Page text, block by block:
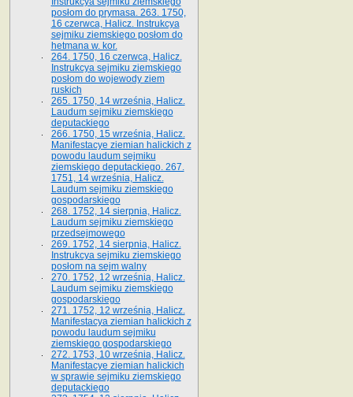
posłom do prymasa. 263. 1750,
16 czerwca, Halicz. Instrukcya
sejmiku ziemskiego posłom do
hetmana w. kor.
264. 1750, 16 czerwca, Halicz.
Instrukcya sejmiku ziemskiego
posłom do wojewody ziem
ruskich
265. 1750, 14 września, Halicz.
Laudum sejmiku ziemskiego
deputackiego
266. 1750, 15 września, Halicz.
Manifestacye ziemian halickich z
powodu laudum sejmiku
ziemskiego deputackiego. 267.
1751, 14 września, Halicz.
Laudum sejmiku ziemskiego
gospodarskiego
268. 1752, 14 sierpnia, Halicz.
Laudum sejmiku ziemskiego
przedsejmowego
269. 1752, 14 sierpnia, Halicz.
Instrukcya sejmiku ziemskiego
posłom na sejm walny
270. 1752, 12 września, Halicz.
Laudum sejmiku ziemskiego
gospodarskiego
271. 1752, 12 września, Halicz.
Manifestacya ziemian halickich z
powodu laudum sejmiku
ziemskiego gospodarskiego
272. 1753, 10 września, Halicz.
Manifestacye ziemian halickich
w sprawie sejmiku ziemskiego
deputackiego